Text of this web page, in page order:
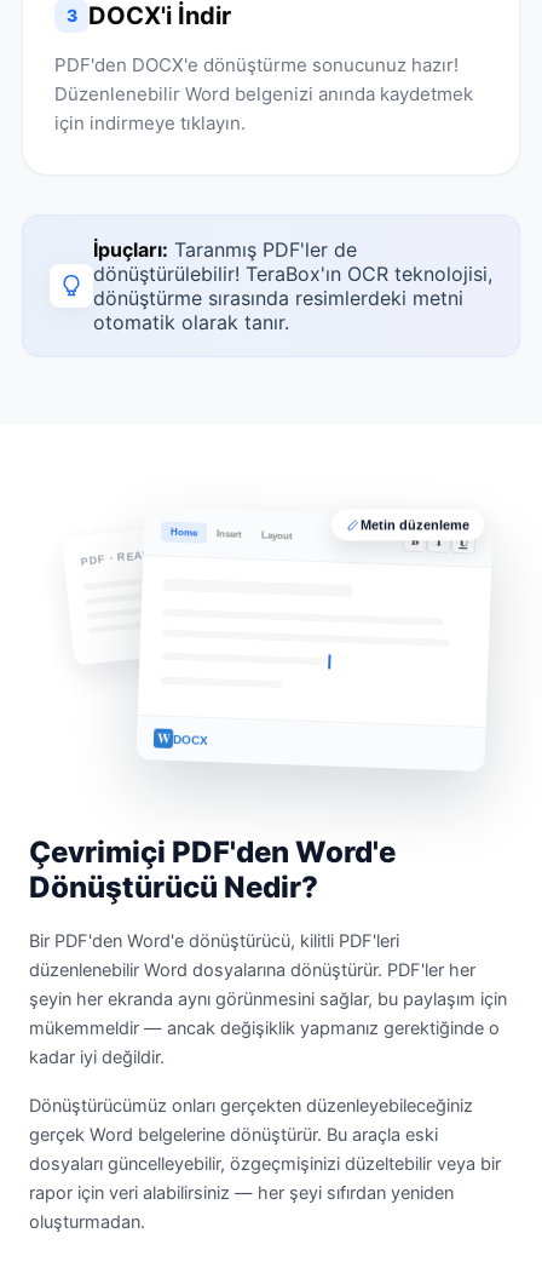
3 DOCX'i İndir
PDF'den DOCX'e dönüştürme sonucunuz hazır!
Düzenlenebilir Word belgenizi anında kaydetmek
için indirmeye tıklayın.
İpuçları: Taranmış PDF'ler de
dönüştürülebilir! TeraBox'ın OCR teknolojisi,
dönüştürme sırasında resimlerdeki metni
otomatik olarak tanır.
PDF · READ-ONLY
Home Insert Layout B I U
WDOCX
Metin düzenleme
Çevrimiçi PDF'den Word'e
Dönüştürücü Nedir?
Bir PDF'den Word'e dönüştürücü, kilitli PDF'leri
düzenlenebilir Word dosyalarına dönüştürür. PDF'ler her
şeyin her ekranda aynı görünmesini sağlar, bu paylaşım için
mükemmeldir — ancak değişiklik yapmanız gerektiğinde o
kadar iyi değildir.
Dönüştürücümüz onları gerçekten düzenleyebileceğiniz
gerçek Word belgelerine dönüştürür. Bu araçla eski
dosyaları güncelleyebilir, özgeçmişinizi düzeltebilir veya bir
rapor için veri alabilirsiniz — her şeyi sıfırdan yeniden
oluşturmadan.